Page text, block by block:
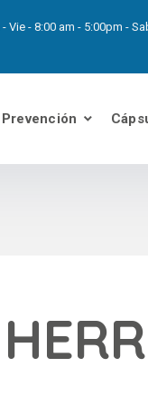
Vie - 8:00 am - 5:00pm -